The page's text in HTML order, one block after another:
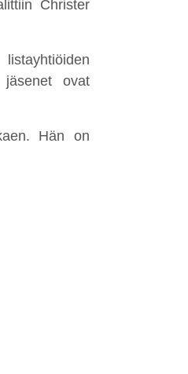
Christer
jäsenet ovat
Hän on